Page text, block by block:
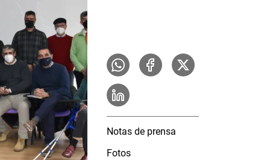
Notas de prensa
Fotos